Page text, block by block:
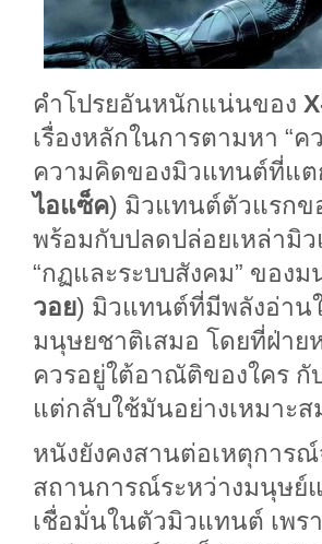
คำโปรยอันหนักแน่นของ
เรื่องหลักในการตามหา “
ความคิดของมิวแทนต์ที่แต
ไอแซ็ค) มิวแทนต์ตัวแรกข
พร้อมกับปลดปล่อยเหล่ามิ
“กฏและระบบสังคม” ของม
วอย) มิวแทนต์ที่มีพลังอ่าน
มนุษยชาติเสมอ โดยที่ฝ่าย
ควรอยู่ใต้อาณัติของใคร กั
แต่กลับใช้มันอย่างเหมาะ
หนังยังคงสานต่อเหตุการณ์
สถานการณ์ระหว่างมนุษย์
เชื่อมั่นในตัวมิวแทนต์ เพร